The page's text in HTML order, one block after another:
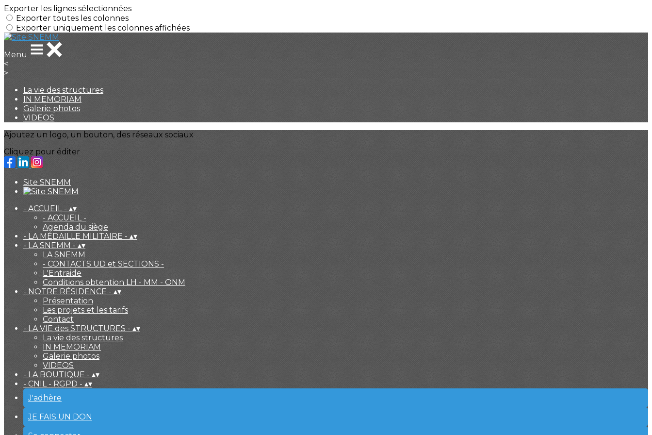
Exporter les lignes sélectionnées
Exporter toutes les colonnes
Exporter uniquement les colonnes affichées
Menu
<
>
La vie des structures
IN MEMORIAM
Galerie photos
VIDEOS
Ajoutez un logo, un bouton, des réseaux sociaux
Cliquez pour éditer
Site SNEMM
- ACCUEIL - ▴▾
- ACCUEIL -
Agenda du siège
- LA MÉDAILLE MILITAIRE - ▴▾
- LA SNEMM - ▴▾
LA SNEMM
- CONTACTS UD et SECTIONS -
L'Entraide
Conditions obtention LH - MM - ONM
- NOTRE RÉSIDENCE - ▴▾
Présentation
Les projets et les tarifs
Contact
- LA VIE des STRUCTURES - ▴▾
La vie des structures
IN MEMORIAM
Galerie photos
VIDEOS
- LA BOUTIQUE - ▴▾
- CNIL - RGPD - ▴▾
J'adhère
JE FAIS UN DON